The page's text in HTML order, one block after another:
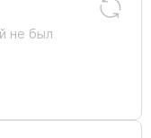
не был